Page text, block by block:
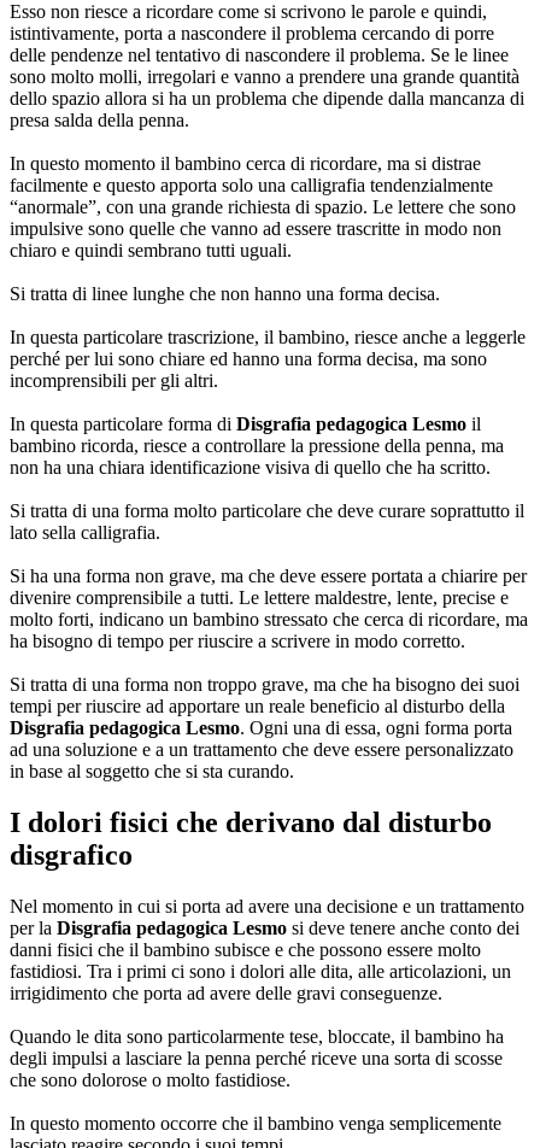
Esso non riesce a ricordare come si scrivono le parole e quindi,
istintivamente, porta a nascondere il problema cercando di porre
delle pendenze nel tentativo di nascondere il problema. Se le linee
sono molto molli, irregolari e vanno a prendere una grande quantità
dello spazio allora si ha un problema che dipende dalla mancanza di
presa salda della penna.
In questo momento il bambino cerca di ricordare, ma si distrae
facilmente e questo apporta solo una calligrafia tendenzialmente
“anormale”, con una grande richiesta di spazio. Le lettere che sono
impulsive sono quelle che vanno ad essere trascritte in modo non
chiaro e quindi sembrano tutti uguali.
Si tratta di linee lunghe che non hanno una forma decisa.
In questa particolare trascrizione, il bambino, riesce anche a leggerle
perché per lui sono chiare ed hanno una forma decisa, ma sono
incomprensibili per gli altri.
In questa particolare forma di Disgrafia pedagogica Lesmo il
bambino ricorda, riesce a controllare la pressione della penna, ma
non ha una chiara identificazione visiva di quello che ha scritto.
Si tratta di una forma molto particolare che deve curare soprattutto il
lato sella calligrafia.
Si ha una forma non grave, ma che deve essere portata a chiarire per
divenire comprensibile a tutti. Le lettere maldestre, lente, precise e
molto forti, indicano un bambino stressato che cerca di ricordare, ma
ha bisogno di tempo per riuscire a scrivere in modo corretto.
Si tratta di una forma non troppo grave, ma che ha bisogno dei suoi
tempi per riuscire ad apportare un reale beneficio al disturbo della
Disgrafia pedagogica Lesmo. Ogni una di essa, ogni forma porta
ad una soluzione e a un trattamento che deve essere personalizzato
in base al soggetto che si sta curando.
I dolori fisici che derivano dal disturbo
disgrafico
Nel momento in cui si porta ad avere una decisione e un trattamento
per la Disgrafia pedagogica Lesmo si deve tenere anche conto dei
danni fisici che il bambino subisce e che possono essere molto
fastidiosi. Tra i primi ci sono i dolori alle dita, alle articolazioni, un
irrigidimento che porta ad avere delle gravi conseguenze.
Quando le dita sono particolarmente tese, bloccate, il bambino ha
degli impulsi a lasciare la penna perché riceve una sorta di scosse
che sono dolorose o molto fastidiose.
In questo momento occorre che il bambino venga semplicemente